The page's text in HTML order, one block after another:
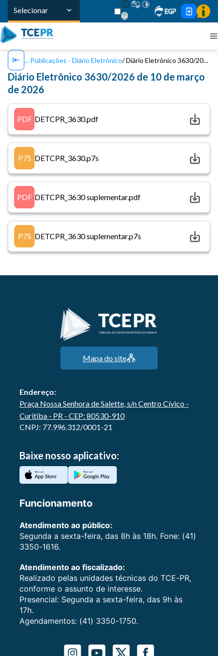
Selecionar
Publicações - Diário Eletrônico Diário Eletrônico 3630/2026 de 10 de março de 2026
Diário Eletrônico 3630/2026 de 10 de março
de 2026
PDF DETCPR_3630.pdf
P7S DETCPR_3630.p7s
PDF DETCPR_3630 suplementar.pdf
P7S DETCPR_3630 suplementar.p7s
Mapa do site
Endereço:
Praça Nossa Senhora de Salette, s/n Centro Cívico -
Curitiba - PR - CEP: 80530-910
CNPJ: 77.996.312/0001-21
Baixe nosso aplicativo:
Funcionamento
Atendimento ao público:
Segunda a sexta-feira, das 8h às 18h. Fone: (41)
3350-1616.
Atendimento ao fiscalizado:
Realizado pelas unidades técnicas do TCE-PR,
conforme o assunto de interesse.
Presencial: Segunda a sexta-feira, das 9h às
17h.
Agendamentos: (41) 3350-1750.